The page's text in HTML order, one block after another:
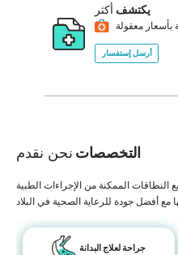
يكتشف أكثر
معقولة
أرسل إستفسار
التخصصات نحن نقدم
النطاقات الممكنة من الإجراءات الطبية
جراحة لعلاج البدانة